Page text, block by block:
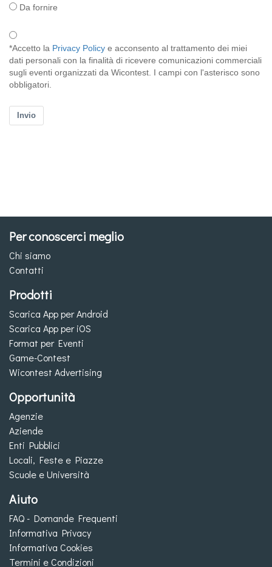
Per conoscerci meglio
Chi siamo
Contatti
Prodotti
Scarica App per Android
Scarica App per iOS
Format per Eventi
Game-Contest
Wicontest Advertising
Opportunità
Agenzie
Aziende
Enti Pubblici
Locali, Feste e Piazze
Scuole e Università
Aiuto
FAQ - Domande Frequenti
Informativa Privacy
Informativa Cookies
Termini e Condizioni